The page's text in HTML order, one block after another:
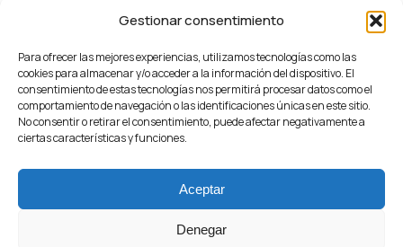
Gestionar consentimiento
Para ofrecer las mejores experiencias, utilizamos tecnologías como las
cookies para almacenar y/o acceder a la información del dispositivo. El
consentimiento de estas tecnologías nos permitirá procesar datos como el
comportamiento de navegación o las identificaciones únicas en este sitio.
No consentir o retirar el consentimiento, puede afectar negativamente a
ciertas características y funciones.
Aceptar
Denegar